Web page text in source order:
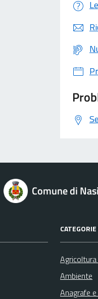
Comune di
Ambiente
Anagrafe